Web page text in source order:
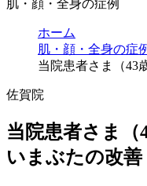
肌・顔・全身の症例
ホーム
肌・顔・全身の症
当院患者さま（43
佐賀院
当院患者さま（
いまぶたの改善